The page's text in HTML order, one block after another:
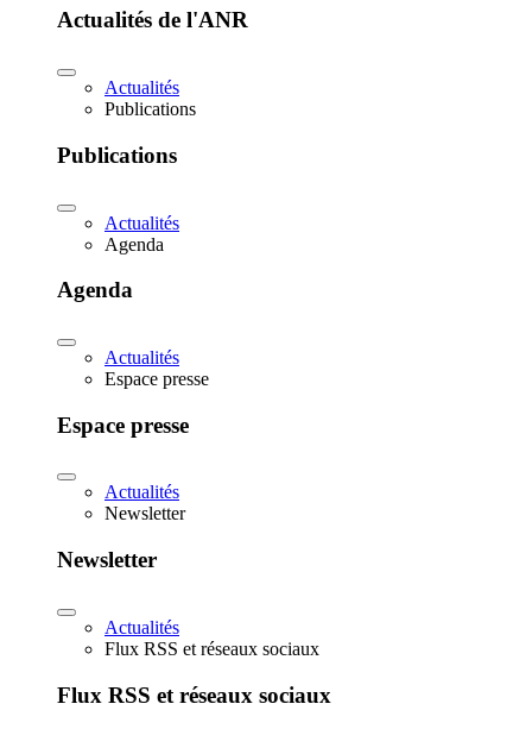
Actualités de l'ANR
Actualités
Publications
Publications
Actualités
Agenda
Agenda
Actualités
Espace presse
Espace presse
Actualités
Newsletter
Newsletter
Actualités
Flux RSS et réseaux sociaux
Flux RSS et réseaux sociaux